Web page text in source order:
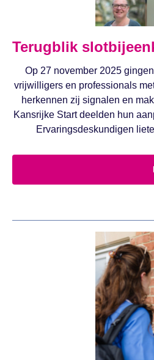
Terugblik
Op 27 november 2025
vrijwilligers en professionals
herkennen zij signalen en
Kansrijke Start deelden hun
Ervaringsdeskundigen